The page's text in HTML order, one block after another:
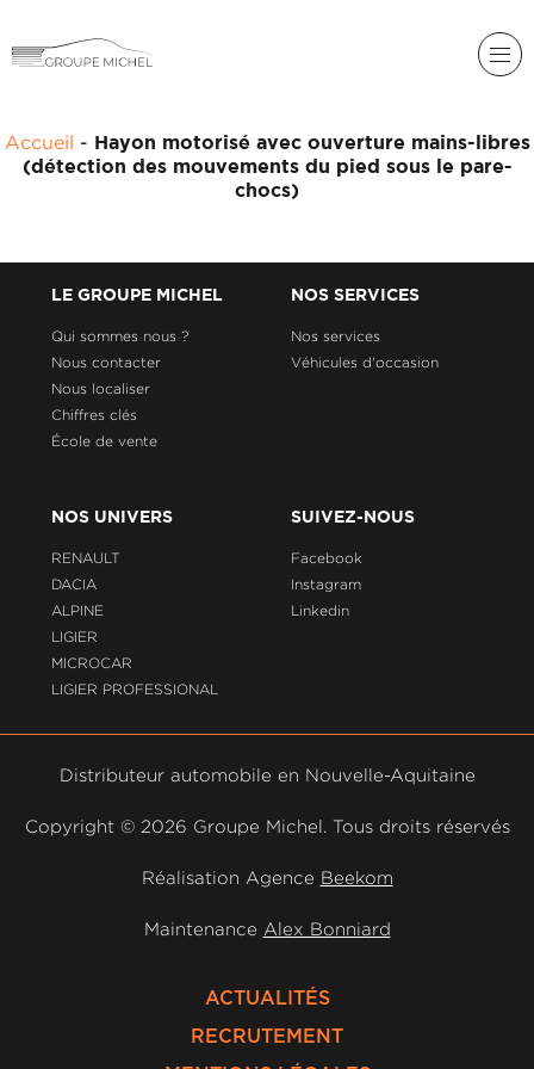
DACIA
MICROCAR
LIGIER
PROFESSIONAL
ACADÉMIE
HISTORIQUE
DU
GROUPE
ACTUALITÉS
Accueil - Hayon motorisé avec ouverture mains-libres
(détection des mouvements du pied sous le pare-
chocs)
LE GROUPE MICHEL
Qui sommes nous ?
Nous contacter
Nous localiser
Chiffres clés
École de vente
NOS SERVICES
Nos services
Véhicules d'occasion
NOS UNIVERS
RENAULT
DACIA
ALPINE
LIGIER
MICROCAR
LIGIER PROFESSIONAL
SUIVEZ-NOUS
Facebook
Instagram
Linkedin
Distributeur automobile en Nouvelle-Aquitaine
Copyright © 2026 Groupe Michel. Tous droits réservés
Réalisation Agence Beekom
Maintenance Alex Bonniard
ACTUALITÉS
RECRUTEMENT